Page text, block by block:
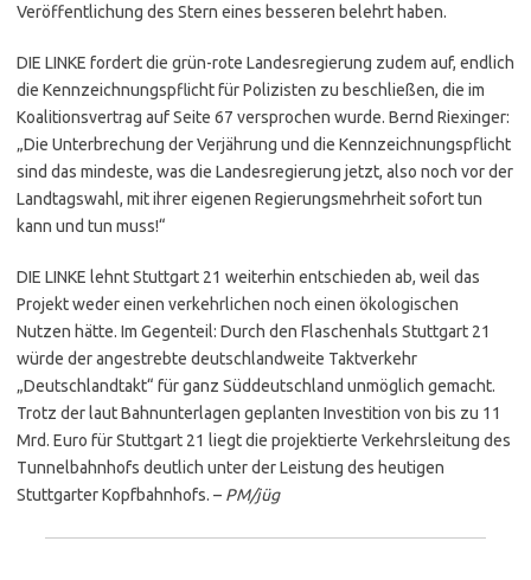
Veröffentlichung des Stern eines besseren belehrt haben.
DIE LINKE fordert die grün-rote Landesregierung zudem auf, endlich
die Kennzeichnungspflicht für Polizisten zu beschließen, die im
Koalitionsvertrag auf Seite 67 versprochen wurde. Bernd Riexinger:
„Die Unterbrechung der Verjährung und die Kennzeichnungspflicht
sind das mindeste, was die Landesregierung jetzt, also noch vor der
Landtagswahl, mit ihrer eigenen Regierungsmehrheit sofort tun
kann und tun muss!“
DIE LINKE lehnt Stuttgart 21 weiterhin entschieden ab, weil das
Projekt weder einen verkehrlichen noch einen ökologischen
Nutzen hätte. Im Gegenteil: Durch den Flaschenhals Stuttgart 21
würde der angestrebte deutschlandweite Taktverkehr
„Deutschlandtakt“ für ganz Süddeutschland unmöglich gemacht.
Trotz der laut Bahnunterlagen geplanten Investition von bis zu 11
Mrd. Euro für Stuttgart 21 liegt die projektierte Verkehrsleitung des
Tunnelbahnhofs deutlich unter der Leistung des heutigen
Stuttgarter Kopfbahnhofs. – PM/jüg